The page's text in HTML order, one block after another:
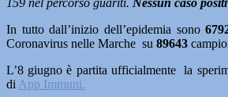
159 nel percorso guariti. Nessun caso
In tutto dall’inizio dell’epidemia sono
Coronavirus nelle Marche su 89643
L’8 giugno è partita ufficialmente la
di App Immuni.